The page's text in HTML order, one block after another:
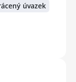
úvazek